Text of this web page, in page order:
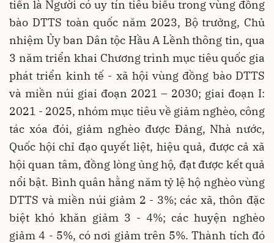
tiến là Người có uy tín tiêu biểu trong vùng đồng
bào DTTS toàn quốc năm 2023, Bộ trưởng, Chủ
nhiệm Ủy ban Dân tộc Hầu A Lềnh thông tin, qua
3 năm triển khai Chương trình mục tiêu quốc gia
phát triển kinh tế - xã hội vùng đồng bào DTTS
và miền núi giai đoạn 2021 – 2030; giai đoạn I:
2021 - 2025, nhóm mục tiêu về giảm nghèo, công
tác xóa đói, giảm nghèo được Đảng, Nhà nước,
Quốc hội chỉ đạo quyết liệt, hiệu quả, được cả xã
hội quan tâm, đồng lòng ủng hộ, đạt được kết quả
nổi bật. Bình quân hằng năm tỷ lệ hộ nghèo vùng
DTTS và miền núi giảm 2 - 3%; các xã, thôn đặc
biệt khó khăn giảm 3 - 4%; các huyện nghèo
giảm 4 - 5%, có nơi giảm trên 5%. Thành tích đó